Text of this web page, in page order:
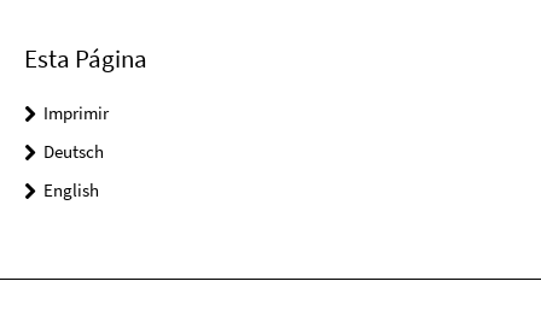
Esta Página
Imprimir
Deutsch
English